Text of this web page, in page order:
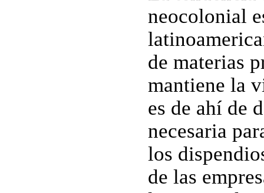
neocolonial
de materias
mantiene la
es de ahí de
necesaria
los
de las